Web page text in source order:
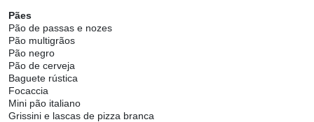
Pães
Pão de passas e nozes
Pão multigrãos
Pão negro
Pão de cerveja
Baguete rústica
Focaccia
Mini pão italiano
Grissini e lascas de pizza branca